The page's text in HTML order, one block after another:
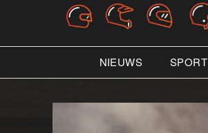
NIEUWS SPORT